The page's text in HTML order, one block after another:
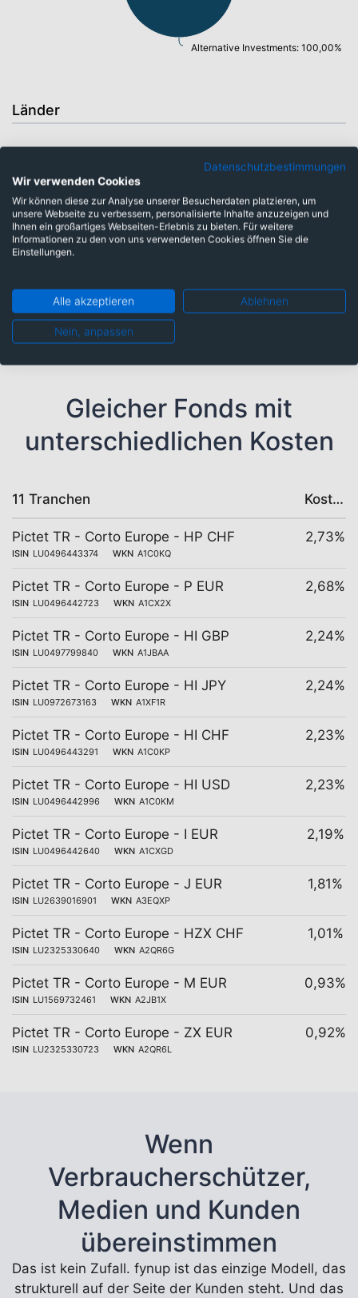
Alternative Investments: 100,00%
Länder
Europa: 100,00%
Gleicher Fonds mit
unterschiedlichen Kosten
11 Tranchen Kosten
Pictet TR - Corto Europe - HP CHF
ISIN LU0496443374 WKN A1C0KQ
2,73%
Pictet TR - Corto Europe - P EUR
ISIN LU0496442723 WKN A1CX2X
2,68%
Pictet TR - Corto Europe - HI GBP
ISIN LU0497799840 WKN A1JBAA
2,24%
Pictet TR - Corto Europe - HI JPY
ISIN LU0972673163 WKN A1XF1R
2,24%
Pictet TR - Corto Europe - HI CHF
ISIN LU0496443291 WKN A1C0KP
2,23%
Pictet TR - Corto Europe - HI USD
ISIN LU0496442996 WKN A1C0KM
2,23%
Pictet TR - Corto Europe - I EUR
ISIN LU0496442640 WKN A1CXGD
2,19%
Pictet TR - Corto Europe - J EUR
ISIN LU2639016901 WKN A3EQXP
1,81%
Pictet TR - Corto Europe - HZX CHF
ISIN LU2325330640 WKN A2QR6G
1,01%
Pictet TR - Corto Europe - M EUR
ISIN LU1569732461 WKN A2JB1X
0,93%
Pictet TR - Corto Europe - ZX EUR
ISIN LU2325330723 WKN A2QR6L
0,92%
Wenn
Verbraucherschützer,
Medien und Kunden
übereinstimmen
Das ist kein Zufall. fynup ist das einzige Modell, das
strukturell auf der Seite der Kunden steht. Und das
Datenschutzbestimmungen
Wir verwenden Cookies
Wir können diese zur Analyse unserer Besucherdaten platzieren, um
unsere Webseite zu verbessern, personalisierte Inhalte anzuzeigen und
Ihnen ein großartiges Webseiten-Erlebnis zu bieten. Für weitere
Informationen zu den von uns verwendeten Cookies öffnen Sie die
Einstellungen.
Alle akzeptieren Ablehnen
Nein, anpassen